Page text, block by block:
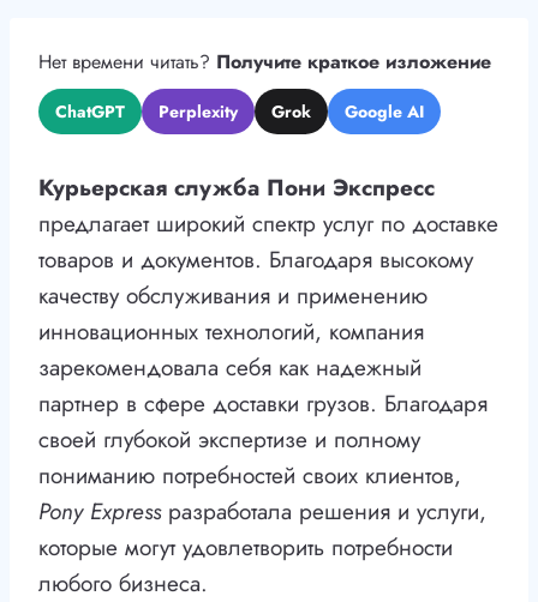
Нет времени читать? Получите краткое изложение
ChatGPT Perplexity Grok Google AI
Курьерская служба Пони Экспресс
предлагает широкий спектр услуг по доставке
товаров и документов. Благодаря высокому
качеству обслуживания и применению
инновационных технологий, компания
зарекомендовала себя как надежный
партнер в сфере доставки грузов. Благодаря
своей глубокой экспертизе и полному
пониманию потребностей своих клиентов,
Pony Expressразработала решения и услуги,
которые могут удовлетворить потребности
любого бизнеса.